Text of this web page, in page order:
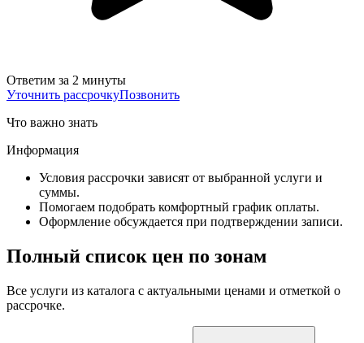
Ответим за 2 минуты
Уточнить рассрочкуПозвонить
Что важно знать
Информация
Условия рассрочки зависят от выбранной услуги и
суммы.
Помогаем подобрать комфортный график оплаты.
Оформление обсуждается при подтверждении записи.
Полный список цен по зонам
Все услуги из каталога с актуальными ценами и отметкой о
рассрочке.